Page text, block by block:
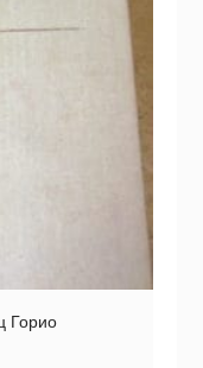
Горио